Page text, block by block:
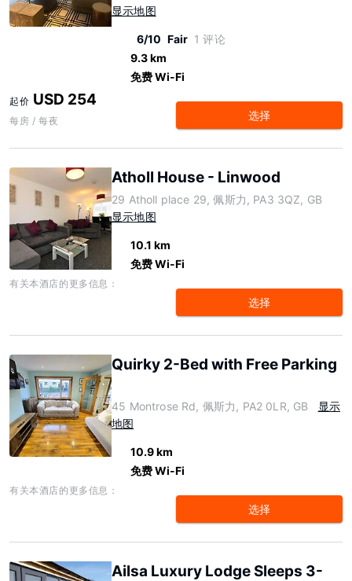
显示地图
6/10 Fair 1 评论
9.3 km
免费 Wi-Fi
起价 USD 254
每房 / 每夜 选择
Atholl House - Linwood
29 Atholl place 29, 佩斯力, PA3 3QZ, GB
显示地图
10.1 km
免费 Wi-Fi
有关本酒店的更多信息：
选择
Quirky 2-Bed with Free Parking
45 Montrose Rd, 佩斯力, PA2 0LR, GB
显示
地图
10.9 km
免费 Wi-Fi
有关本酒店的更多信息：
选择
Ailsa Luxury Lodge Sleeps 3-